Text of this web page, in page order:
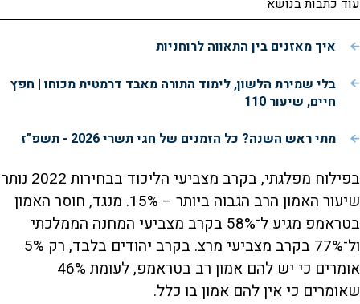
עוד כתבות בנושא
איך מאזנים בין התאווה לרוחניות
בלי שמירת הלשון, לימוד התורה מאבד דרמטית מכוחו | חפץ
חיים, שיעור 110
מתי ראש השנה? כל הזמנים של חגי תשרי 2026 - תשפ"ז
בפילוח מפלגתי, בקרב מצביעי הליכוד בבחירות 2022 נותר
שיעור האמון הרב הגבוה ביותר – 15%. מנגד, חוסר האמון
בטראמפ מגיע ל־58% בקרב מצביעי המחנה הממלכתי
ול־77% בקרב מצביעי מרצ. בקרב יהודים בלבד, רק 5%
אומרים כי יש להם אמון רב בטראמפ, לעומת 46%
שאומרים כי אין להם אמון בו כלל.